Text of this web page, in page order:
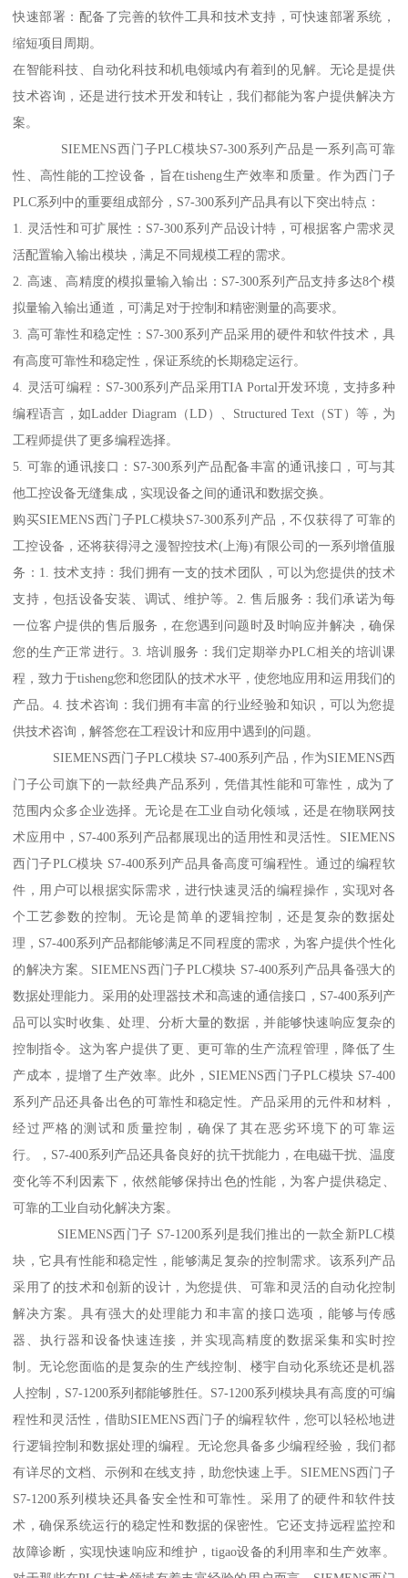
快速部署：配备了完善的软件工具和技术支持，可快速部署系统，
缩短项目周期。
在智能科技、自动化科技和机电领域内有着到的见解。无论是提供
技术咨询，还是进行技术开发和转让，我们都能为客户提供解决方
案。
SIEMENS西门子PLC模块S7-300系列产品是一系列高可靠
性、高性能的工控设备，旨在tisheng生产效率和质量。作为西门子
PLC系列中的重要组成部分，S7-300系列产品具有以下突出特点：
1. 灵活性和可扩展性：S7-300系列产品设计特，可根据客户需求灵
活配置输入输出模块，满足不同规模工程的需求。
2. 高速、高精度的模拟量输入输出：S7-300系列产品支持多达8个模
拟量输入输出通道，可满足对于控制和精密测量的高要求。
3. 高可靠性和稳定性：S7-300系列产品采用的硬件和软件技术，具
有高度可靠性和稳定性，保证系统的长期稳定运行。
4. 灵活可编程：S7-300系列产品采用TIA Portal开发环境，支持多种
编程语言，如Ladder Diagram（LD）、Structured Text（ST）等，为
工程师提供了更多编程选择。
5. 可靠的通讯接口：S7-300系列产品配备丰富的通讯接口，可与其
他工控设备无缝集成，实现设备之间的通讯和数据交换。
购买SIEMENS西门子PLC模块S7-300系列产品，不仅获得了可靠的
工控设备，还将获得浔之漫智控技术(上海)有限公司的一系列增值服
务：1. 技术支持：我们拥有一支的技术团队，可以为您提供的技术
支持，包括设备安装、调试、维护等。2. 售后服务：我们承诺为每
一位客户提供的售后服务，在您遇到问题时及时响应并解决，确保
您的生产正常进行。3. 培训服务：我们定期举办PLC相关的培训课
程，致力于tisheng您和您团队的技术水平，使您地应用和运用我们的
产品。4. 技术咨询：我们拥有丰富的行业经验和知识，可以为您提
供技术咨询，解答您在工程设计和应用中遇到的问题。
SIEMENS西门子PLC模块 S7-400系列产品，作为SIEMENS西
门子公司旗下的一款经典产品系列，凭借其性能和可靠性，成为了
范围内众多企业选择。无论是在工业自动化领域，还是在物联网技
术应用中，S7-400系列产品都展现出的适用性和灵活性。SIEMENS
西门子PLC模块 S7-400系列产品具备高度可编程性。通过的编程软
件，用户可以根据实际需求，进行快速灵活的编程操作，实现对各
个工艺参数的控制。无论是简单的逻辑控制，还是复杂的数据处
理，S7-400系列产品都能够满足不同程度的需求，为客户提供个性化
的解决方案。SIEMENS西门子PLC模块 S7-400系列产品具备强大的
数据处理能力。采用的处理器技术和高速的通信接口，S7-400系列产
品可以实时收集、处理、分析大量的数据，并能够快速响应复杂的
控制指令。这为客户提供了更、更可靠的生产流程管理，降低了生
产成本，提增了生产效率。此外，SIEMENS西门子PLC模块 S7-400
系列产品还具备出色的可靠性和稳定性。产品采用的元件和材料，
经过严格的测试和质量控制，确保了其在恶劣环境下的可靠运
行。，S7-400系列产品还具备良好的抗干扰能力，在电磁干扰、温度
变化等不利因素下，依然能够保持出色的性能，为客户提供稳定、
可靠的工业自动化解决方案。
SIEMENS西门子 S7-1200系列是我们推出的一款全新PLC模
块，它具有性能和稳定性，能够满足复杂的控制需求。该系列产品
采用了的技术和创新的设计，为您提供、可靠和灵活的自动化控制
解决方案。具有强大的处理能力和丰富的接口选项，能够与传感
器、执行器和设备快速连接，并实现高精度的数据采集和实时控
制。无论您面临的是复杂的生产线控制、楼宇自动化系统还是机器
人控制，S7-1200系列都能够胜任。S7-1200系列模块具有高度的可编
程性和灵活性，借助SIEMENS西门子的编程软件，您可以轻松地进
行逻辑控制和数据处理的编程。无论您具备多少编程经验，我们都
有详尽的文档、示例和在线支持，助您快速上手。SIEMENS西门子
S7-1200系列模块还具备安全性和可靠性。采用了的硬件和软件技
术，确保系统运行的稳定性和数据的保密性。它还支持远程监控和
故障诊断，实现快速响应和维护，tigao设备的利用率和生产效率。